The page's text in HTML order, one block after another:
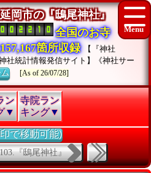
岡市の『鴟尾神社』
全国のお寺
箇所収録
【『神社
社統計情報発信サイト】《神社サー
[As of 26/07/28]
ン
▼
寺院ラン
キング▼
で移動可能)
『鴟尾神社』